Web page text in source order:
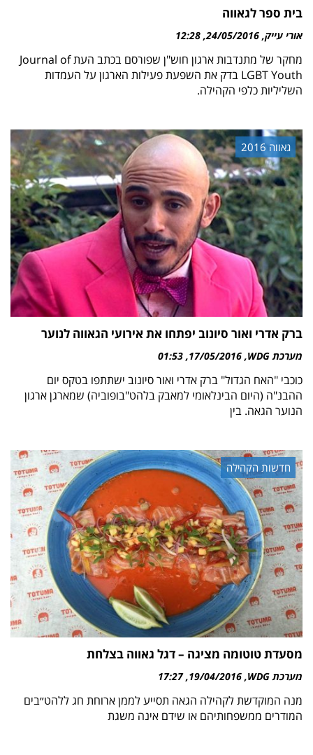
בית ספר לגאווה
אורי עייק 24/05/2016
12:28
מחקר של מתנדבות ארגון חוש"ן שפורסם בכתב העת Journal of
LGBT Youth בדק את השפעת פעילות הארגון על העמדות
השליליות כלפי הקהילה.
גאווה 2016
ברק אדרי ואור סיונוב יפתחו את אירועי הגאווה לנוער
מערכת WDG 17/05/2016
01:53
כוכבי "האח הגדול" ברק אדרי ואור סיונוב ישתתפו בטקס יום
ההבנ"ה (היום הבינלאומי למאבק בלהט"בופוביה) שמארגן ארגון
הנוער הגאה. בין
חדשות הקהילה
מסעדת טוטומה מציגה – דגל גאווה בצלחת
מערכת WDG 19/04/2016
17:27
מנה המוקדשת לקהילה הגאה תסייע לממן ארוחת חג ללהט״בים
המודרים ממשפחותיהם או שידם אינה משגת